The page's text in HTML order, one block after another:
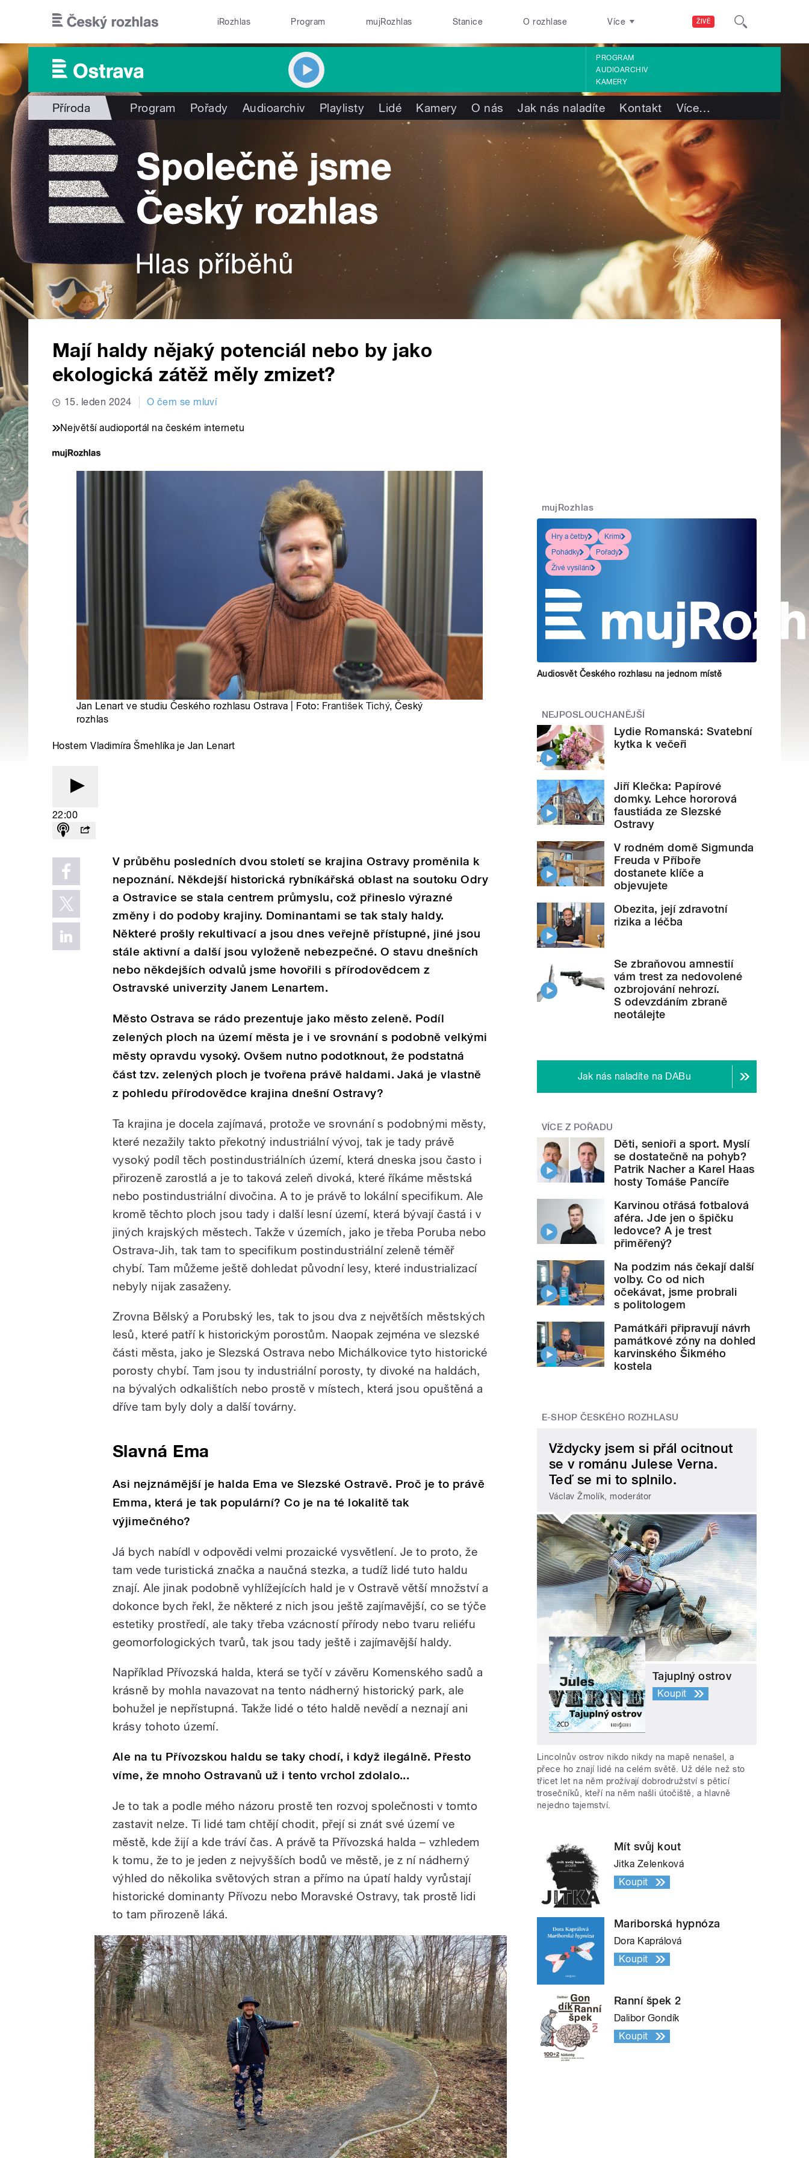
ŽIVĚ
iRozhlas Program mujRozhlas Stanice O rozhlase Více
PROGRAM
AUDIOARCHIV
KAMERY
Příroda Program Pořady Audioarchiv Playlisty Lidé Kamery O nás Jak nás naladíte Kontakt Více…
Mají haldy nějaký potenciál nebo by jako
ekologická zátěž měly zmizet?
15. leden 2024 O čem se mluví
Největší audioportál na českém internetu
Jan Lenart ve studiu Českého rozhlasu Ostrava | Foto: František Tichý, Český
rozhlas
Hostem Vladimíra Šmehlíka je Jan Lenart
22:00
V průběhu posledních dvou století se krajina Ostravy proměnila k
nepoznání. Někdejší historická rybníkářská oblast na soutoku Odry
a Ostravice se stala centrem průmyslu, což přineslo výrazné
změny i do podoby krajiny. Dominantami se tak staly haldy.
Některé prošly rekultivací a jsou dnes veřejně přístupné, jiné jsou
stále aktivní a další jsou vyloženě nebezpečné. O stavu dnešních
nebo někdejších odvalů jsme hovořili s přírodovědcem z
Ostravské univerzity Janem Lenartem.
Město Ostrava se rádo prezentuje jako město zeleně. Podíl
zelených ploch na území města je i ve srovnání s podobně velkými
městy opravdu vysoký. Ovšem nutno podotknout, že podstatná
část tzv. zelených ploch je tvořena právě haldami. Jaká je vlastně
z pohledu přírodovědce krajina dnešní Ostravy?
Ta krajina je docela zajímavá, protože ve srovnání s podobnými městy,
které nezažily takto překotný industriální vývoj, tak je tady právě
vysoký podíl těch postindustriálních území, která dneska jsou často i
přirozeně zarostlá a je to taková zeleň divoká, které říkáme městská
nebo postindustriální divočina. A to je právě to lokální specifikum. Ale
kromě těchto ploch jsou tady i další lesní území, která bývají častá i v
jiných krajských městech. Takže v územích, jako je třeba Poruba nebo
Ostrava-Jih, tak tam to specifikum postindustriální zeleně téměř
chybí. Tam můžeme ještě dohledat původní lesy, které industrializací
nebyly nijak zasaženy.
Zrovna Bělský a Porubský les, tak to jsou dva z největších městských
lesů, které patří k historickým porostům. Naopak zejména ve slezské
části města, jako je Slezská Ostrava nebo Michálkovice tyto historické
porosty chybí. Tam jsou ty industriální porosty, ty divoké na haldách,
na bývalých odkalištích nebo prostě v místech, která jsou opuštěná a
dříve tam byly doly a další továrny.
Slavná Ema
Asi nejznámější je halda Ema ve Slezské Ostravě. Proč je to právě
Emma, která je tak populární? Co je na té lokalitě tak
výjimečného?
Já bych nabídl v odpovědi velmi prozaické vysvětlení. Je to proto, že
tam vede turistická značka a naučná stezka, a tudíž lidé tuto haldu
znají. Ale jinak podobně vyhlížejících hald je v Ostravě větší množství a
dokonce bych řekl, že některé z nich jsou ještě zajímavější, co se týče
estetiky prostředí, ale taky třeba vzácností přírody nebo tvaru reliéfu
geomorfologických tvarů, tak jsou tady ještě i zajímavější haldy.
Například Přívozská halda, která se tyčí v závěru Komenského sadů a
krásně by mohla navazovat na tento nádherný historický park, ale
bohužel je nepřístupná. Takže lidé o této haldě nevědí a neznají ani
krásy tohoto území.
Ale na tu Přívozskou haldu se taky chodí, i když ilegálně. Přesto
víme, že mnoho Ostravanů už i tento vrchol zdolalo...
Je to tak a podle mého názoru prostě ten rozvoj společnosti v tomto
zastavit nelze. Ti lidé tam chtějí chodit, přejí si znát své území ve
městě, kde žijí a kde tráví čas. A právě ta Přívozská halda – vzhledem
k tomu, že to je jeden z nejvyšších bodů ve městě, je z ní nádherný
výhled do několika světových stran a přímo na úpatí haldy vyrůstají
historické dominanty Přívozu nebo Moravské Ostravy, tak prostě lidi
to tam přirozeně láká.
mujRozhlas
Hry a četby
Krimi
Pohádky
Pořady
Živé vysílání
Audiosvět Českého rozhlasu na jednom místě
NEJPOSLOUCHANĚJŠÍ
Lydie Romanská: Svatební
kytka k večeři
Jiří Klečka: Papírové
domky. Lehce hororová
faustiáda ze Slezské
Ostravy
V rodném domě Sigmunda
Freuda v Příboře
dostanete klíče a
objevujete
Obezita, její zdravotní
rizika a léčba
Se zbraňovou amnestií
vám trest za nedovolené
ozbrojování nehrozí.
S odevzdáním zbraně
neotálejte
Jak nás naladíte na DABu
VÍCE Z POŘADU
Děti, senioři a sport. Myslí
se dostatečně na pohyb?
Patrik Nacher a Karel Haas
hosty Tomáše Pancíře
Karvinou otřásá fotbalová
aféra. Jde jen o špičku
ledovce? A je trest
přiměřený?
Na podzim nás čekají další
volby. Co od nich
očekávat, jsme probrali
s politologem
Památkáři připravují návrh
památkové zóny na dohled
karvinského Šikmého
kostela
E-SHOP ČESKÉHO ROZHLASU
Vždycky jsem si přál ocitnout
se v románu Julese Verna.
Teď se mi to splnilo.
Václav Žmolík, moderátor
Tajuplný ostrov
Koupit
Lincolnův ostrov nikdo nikdy na mapě nenašel, a
přece ho znají lidé na celém světě. Už déle než sto
třicet let na něm prožívají dobrodružství s pěticí
trosečníků, kteří na něm našli útočiště, a hlavně
nejedno tajemství.
Mít svůj kout
Jitka Zelenková
Koupit
Mariborská hypnóza
Dora Kaprálová
Koupit
Ranní špek 2
Dalibor Gondík
Koupit